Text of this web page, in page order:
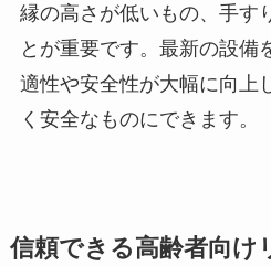
縁の高さが低いもの、手す
とが重要です。最新の設備
適性や安全性が大幅に向上
く安全なものにできます。
信頼できる高齢者向け